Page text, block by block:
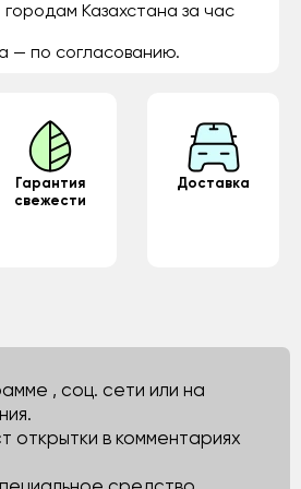
Казахстана за час
— по согласованию.
Гарантия
свежести
Доставка
, соц. сети или на
открытки в комментариях